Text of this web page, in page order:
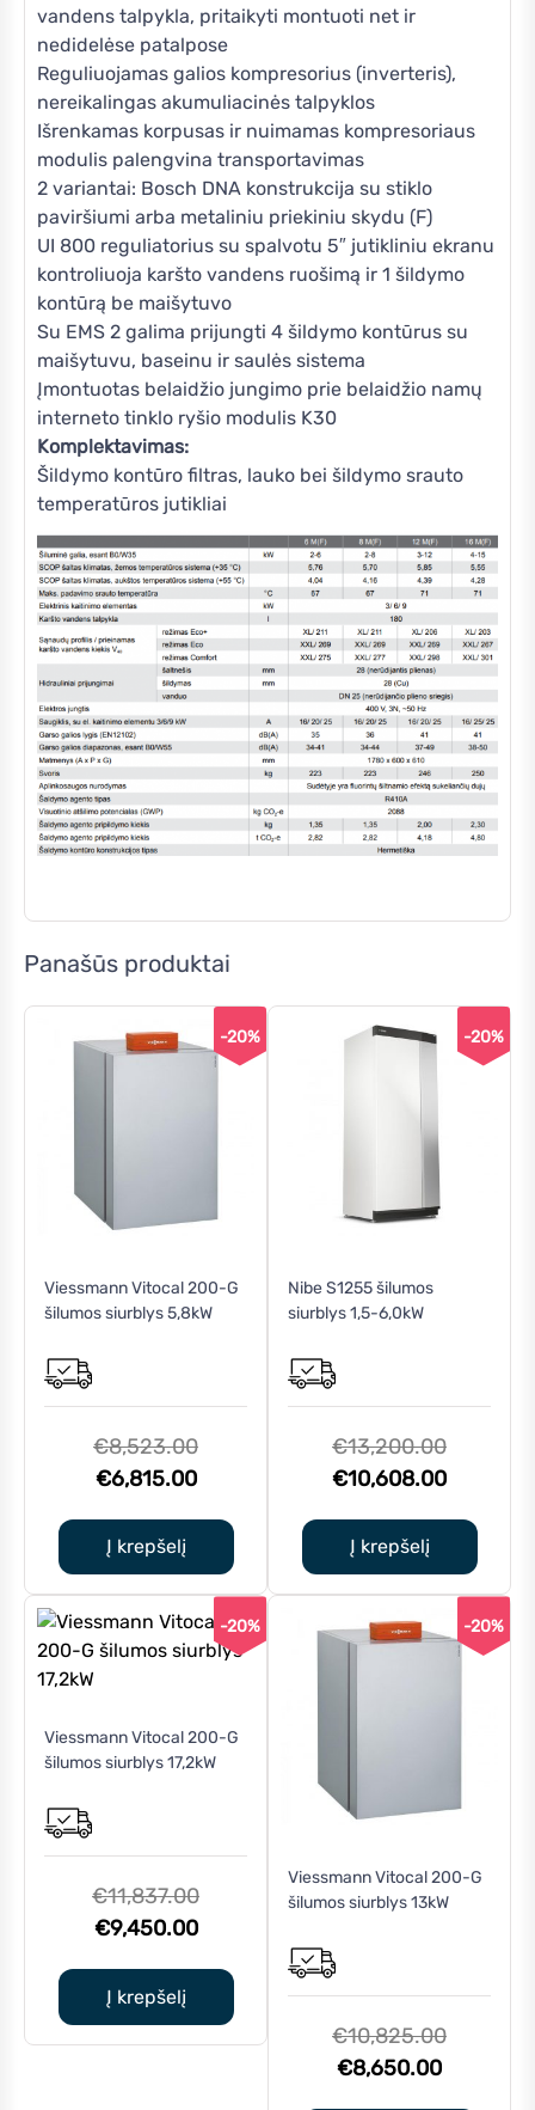
vandens talpykla, pritaikyti montuoti net ir
nedidelėse patalpose
Reguliuojamas galios kompresorius (inverteris),
nereikalingas akumuliacinės talpyklos
Išrenkamas korpusas ir nuimamas kompresoriaus
modulis palengvina transportavimas
2 variantai: Bosch DNA konstrukcija su stiklo
paviršiumi arba metaliniu priekiniu skydu (F)
UI 800 reguliatorius su spalvotu 5″ jutikliniu ekranu
kontroliuoja karšto vandens ruošimą ir 1 šildymo
kontūrą be maišytuvo
Su EMS 2 galima prijungti 4 šildymo kontūrus su
maišytuvu, baseinu ir saulės sistema
Įmontuotas belaidžio jungimo prie belaidžio namų
interneto tinklo ryšio modulis K30
Komplektavimas:
Šildymo kontūro filtras, lauko bei šildymo srauto
temperatūros jutikliai
Panašūs produktai
-20%
Viessmann Vitocal 200-G
šilumos siurblys 5,8kW
€8,523.00Original
€6,815.00Current
€6,815.00.
Į krepšelį
-20%
Nibe S1255 šilumos
siurblys 1,5-6,0kW
€13,200.00Original
price
€10,608.00Current
Į krepšelį
-20%
Viessmann Vitocal 200-G
šilumos siurblys 17,2kW
€11,837.00Original
€11,837.00.
€9,450.00Current
€9,450.00.
Į krepšelį
-20%
Viessmann Vitocal 200-G
šilumos siurblys 13kW
€10,825.00Original
€8,650.00Current